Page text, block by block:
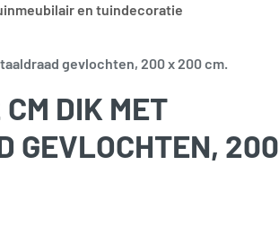
en tuindecoratie
gevlochten, 200 x 200 cm.
DIK MET
GEVLOCHTEN, 200